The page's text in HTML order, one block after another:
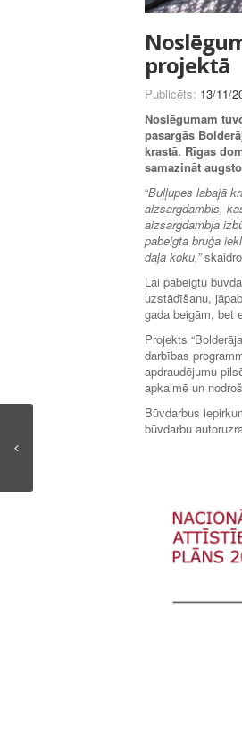
projektā
Publicēts: 13/11/
Noslēgumam
pasargās
krastā. Rīgas
samazināt
“Buļļupes labajā
aizsargdambis,
aizsargdambja
pabeigta bruģa
daļa koku,”skaidro
Lai pabeigtu
uzstādīšanu,
gada beigām, bet
Projekts
darbības
apdraudējumu
apkaimē un
Būvdarbus
būvdarbu